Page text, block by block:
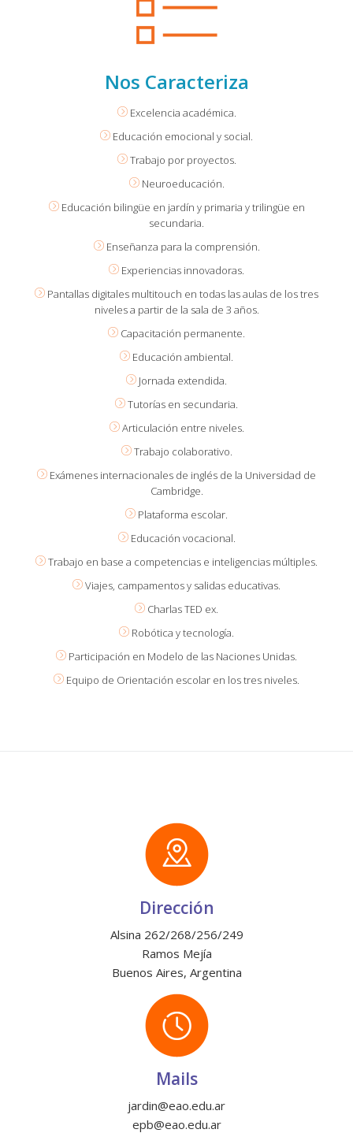
Nos Caracteriza
Excelencia académica.
Educación emocional y social.
Trabajo por proyectos.
Neuroeducación.
Educación bilingüe en jardín y primaria y trilingüe en
secundaria.
Enseñanza para la comprensión.
Experiencias innovadoras.
Pantallas digitales multitouch en todas las aulas de los tres
niveles a partir de la sala de 3 años.
Capacitación permanente.
Educación ambiental.
Jornada extendida.
Tutorías en secundaria.
Articulación entre niveles.
Trabajo colaborativo.
Exámenes internacionales de inglés de la Universidad de
Cambridge.
Plataforma escolar.
Educación vocacional.
Trabajo en base a competencias e inteligencias múltiples.
Viajes, campamentos y salidas educativas.
Charlas TED ex.
Robótica y tecnología.
Participación en Modelo de las Naciones Unidas.
Equipo de Orientación escolar en los tres niveles.
Dirección
Alsina 262/268/256/249
Ramos Mejía
Buenos Aires, Argentina
Mails
jardin@eao.edu.ar
epb@eao.edu.ar